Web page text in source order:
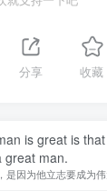
分享 收藏
is great is
great man.
是因为他立志要成为伟